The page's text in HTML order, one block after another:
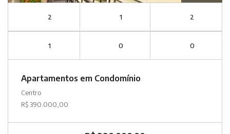
2 1 2
1 0 0
Apartamentos em Condomínio
Centro
R$ 390.000,00